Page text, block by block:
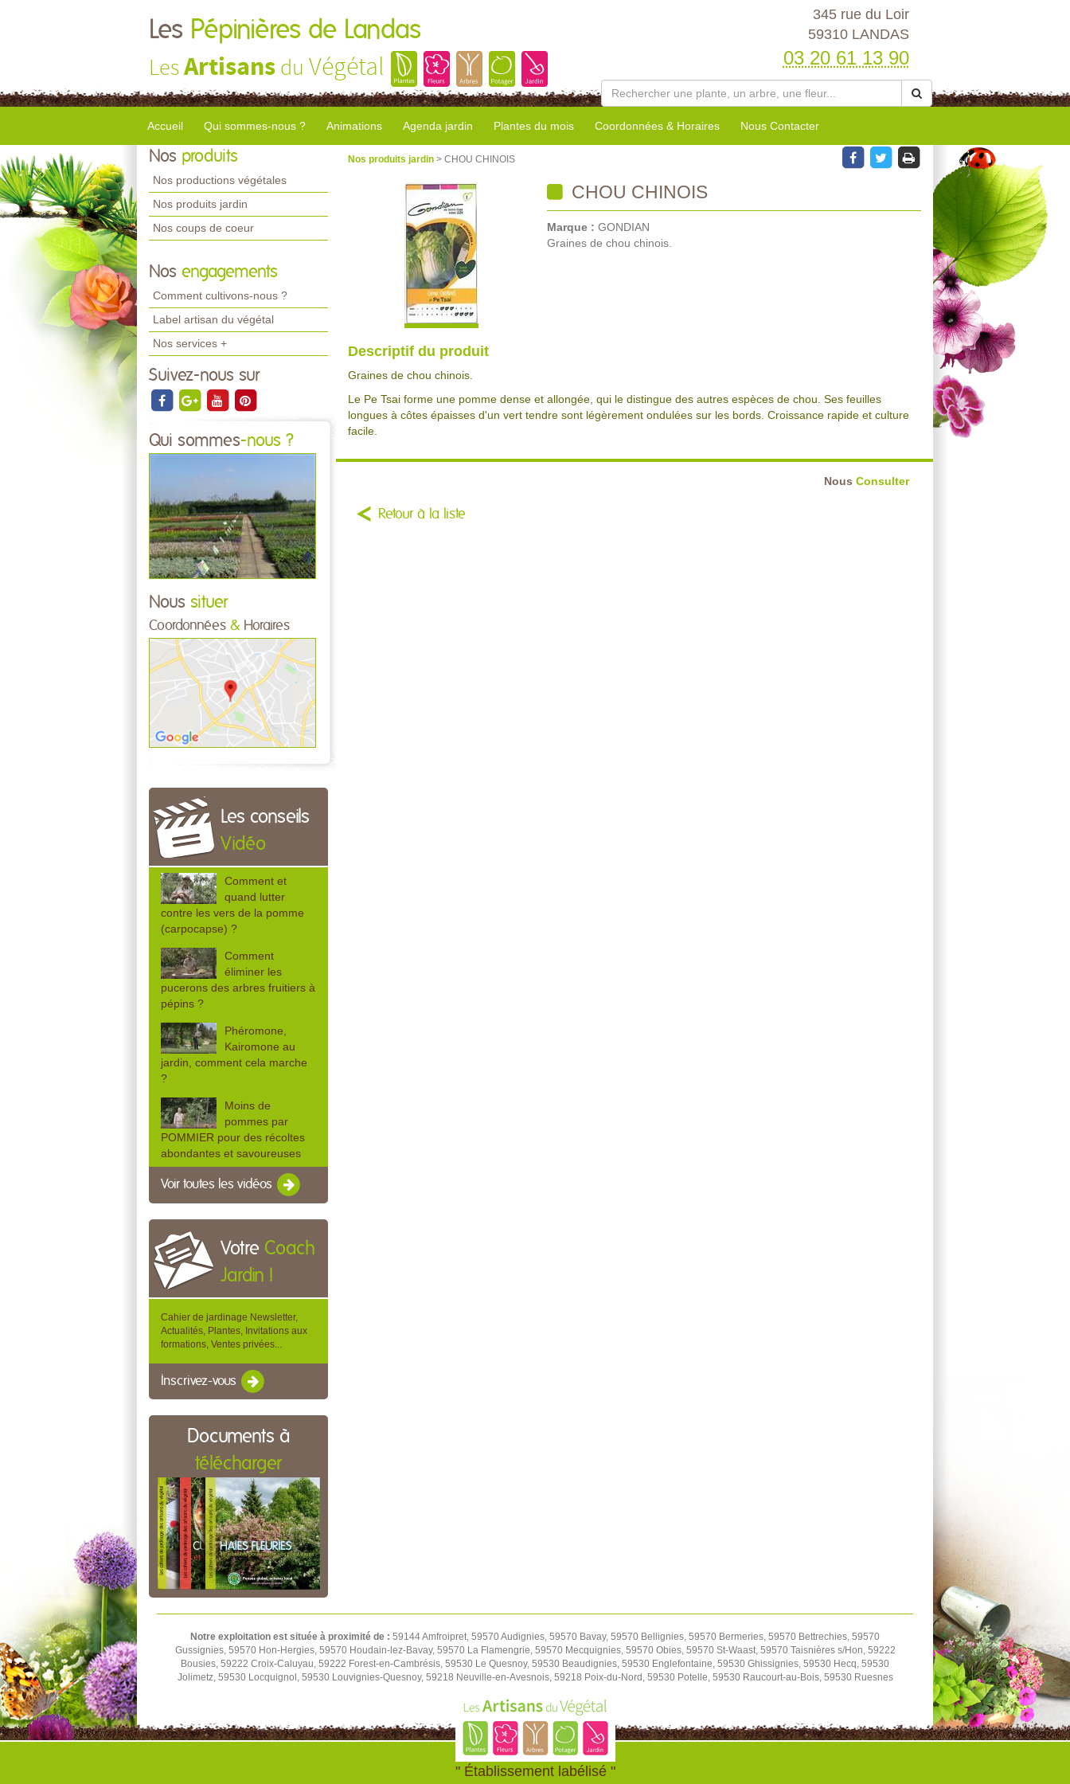
Les Pépinières de Landas
LesArtisans du Végétal
345 rue du Loir
59310 LANDAS
03 20 61 13 90
Accueil Qui sommes-nous ? Animations Agenda jardin Plantes du mois Coordonnées & Horaires Nous Contacter
Nos produits
Nos productions végétales
Nos produits jardin
Nos coups de coeur
Nos engagements
Comment cultivons-nous ?
Label artisan du végétal
Nos services +
Suivez-nous sur
Qui sommes-nous ?
Nous situer
Coordonnées & Horaires
Les conseils
Vidéo
Comment et
quand lutter
contre les vers de la pomme
(carpocapse) ?
Comment
éliminer les
pucerons des arbres fruitiers à
pépins ?
Phéromone,
Kairomone au
jardin, comment cela marche
?
Moins de
pommes par
POMMIER pour des récoltes
abondantes et savoureuses
Voir toutes les vidéos
Votre Coach
Jardin !
Cahier de jardinage Newsletter,
Actualités, Plantes, Invitations aux
formations, Ventes privées...
Inscrivez-vous
Documents à
télécharger
Nos produits jardin > CHOU CHINOIS
CHOU CHINOIS
Marque : GONDIAN
Graines de chou chinois.
Descriptif du produit
Graines de chou chinois.
Le Pe Tsai forme une pomme dense et allongée, qui le distingue des autres espèces de chou. Ses feuilles
longues à côtes épaisses d'un vert tendre sont légèrement ondulées sur les bords. Croissance rapide et culture
facile.
Nous Consulter
Retour à la liste
Notre exploitation est située à proximité de : 59144 Amfroipret, 59570 Audignies, 59570 Bavay, 59570 Bellignies, 59570 Bermeries, 59570 Bettrechies, 59570
Gussignies, 59570 Hon-Hergies, 59570 Houdain-lez-Bavay, 59570 La Flamengrie, 59570 Mecquignies, 59570 Obies, 59570 St-Waast, 59570 Taisnières s/Hon, 59222
Bousies, 59222 Croix-Caluyau, 59222 Forest-en-Cambrésis, 59530 Le Quesnoy, 59530 Beaudignies, 59530 Englefontaine, 59530 Ghissignies, 59530 Hecq, 59530
Jolimetz, 59530 Locquignol, 59530 Louvignies-Quesnoy, 59218 Neuville-en-Avesnois, 59218 Poix-du-Nord, 59530 Potelle, 59530 Raucourt-au-Bois, 59530 Ruesnes
" Établissement labélisé "